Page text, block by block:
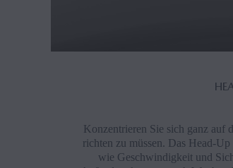
Konzentrieren Sie sich ganz auf
richten zu müssen. Das Head-
wie Geschwindigkeit und